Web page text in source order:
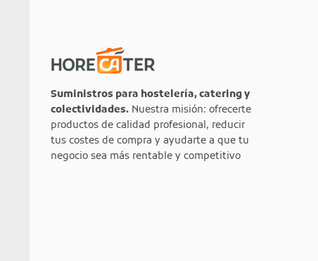
Suministros para hostelería, catering y
colectividades. Nuestra misión: ofrecerte
productos de calidad profesional, reducir
tus costes de compra y ayudarte a que tu
negocio sea más rentable y competitivo